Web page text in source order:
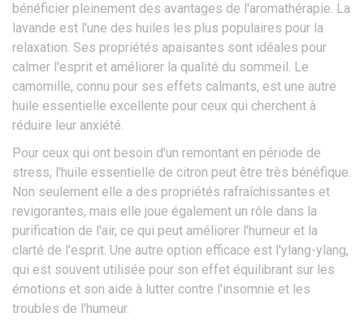
bénéficier pleinement des avantages de l'aromathérapie. La
lavande est l'une des huiles les plus populaires pour la
relaxation. Ses propriétés apaisantes sont idéales pour
calmer l'esprit et améliorer la qualité du sommeil. Le
camomille, connu pour ses effets calmants, est une autre
huile essentielle excellente pour ceux qui cherchent à
réduire leur anxiété.
Pour ceux qui ont besoin d'un remontant en période de
stress, l'huile essentielle de citron peut être très bénéfique.
Non seulement elle a des propriétés rafraîchissantes et
revigorantes, mais elle joue également un rôle dans la
purification de l'air, ce qui peut améliorer l'humeur et la
clarté de l'esprit. Une autre option efficace est l'ylang-ylang,
qui est souvent utilisée pour son effet équilibrant sur les
émotions et son aide à lutter contre l'insomnie et les
troubles de l'humeur.